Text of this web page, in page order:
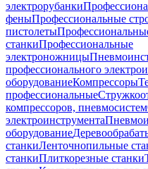
электрорубанки
феныПрофессиональные
пистолеты
станкиПрофессиональные
электроножницы
профессионального
оборудованиеКомпрессоры
профессиональные
компрессоров, пневмосистем
электроинструмента
оборудование
станкиЛенточнопильные
станкиПлиткорезные станки